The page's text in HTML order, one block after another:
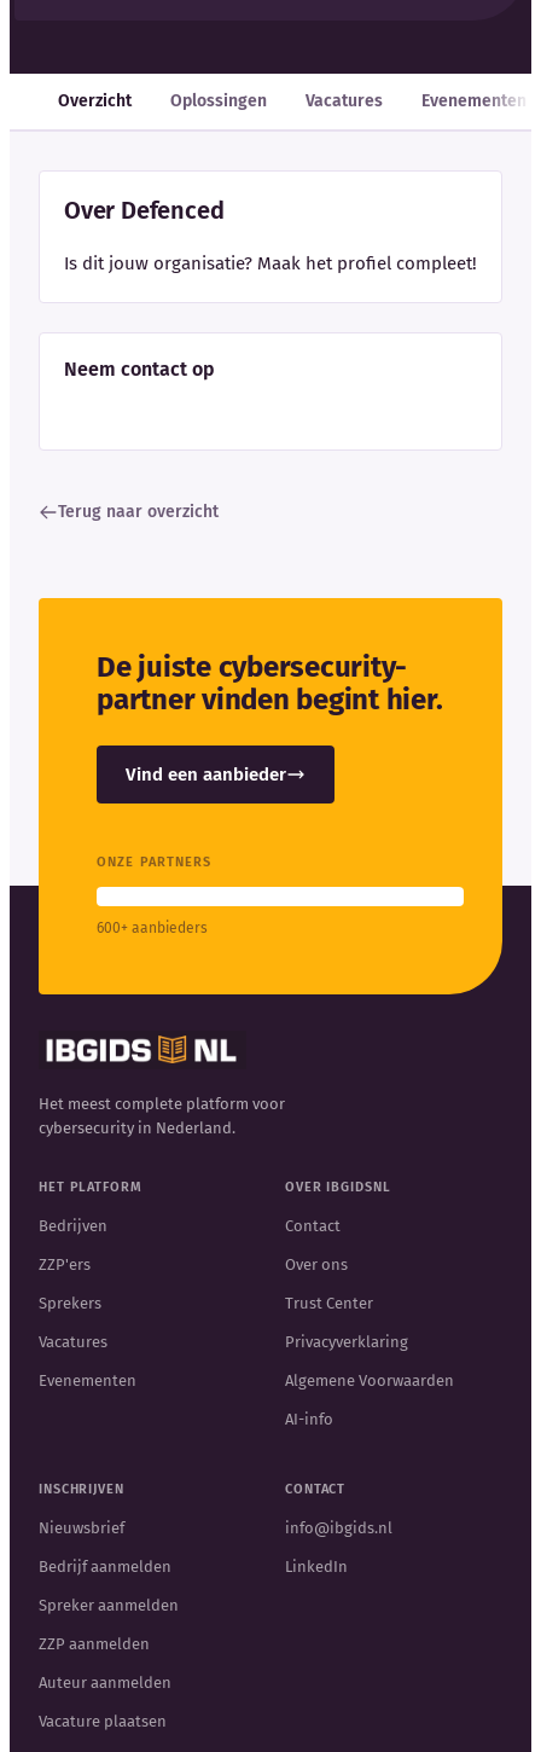
Overzicht Oplossingen Vacatures Evenementen
Over Defenced
Is dit jouw organisatie? Maak het profiel compleet!
Neem contact op
Terug naar overzicht
De juiste cybersecurity-
partner vinden begint hier.
Vind een aanbieder
ONZE PARTNERS
600+ aanbieders
Het meest complete platform voor
cybersecurity in Nederland.
HET PLATFORM
Bedrijven
ZZP'ers
Sprekers
Vacatures
Evenementen
OVER IBGIDSNL
Contact
Over ons
Trust Center
Privacyverklaring
Algemene Voorwaarden
AI-info
INSCHRIJVEN
Nieuwsbrief
Bedrijf aanmelden
Spreker aanmelden
ZZP aanmelden
Auteur aanmelden
Vacature plaatsen
CONTACT
info@ibgids.nl
LinkedIn